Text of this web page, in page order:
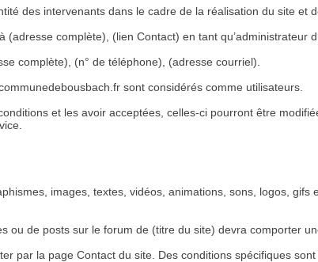
des intervenants dans le cadre de la réalisation du site
complète), (lien Contact) en tant qu’administrateur
complète), (n° de téléphone), (adresse courriel).
sont considérés comme utilisateurs.
et les avoir acceptées, celles-ci pourront être
images, textes, vidéos, animations, sons, logos,
ou de posts sur le forum de (titre du site) devra comporter
par la page Contact du site. Des conditions spécifiques sont